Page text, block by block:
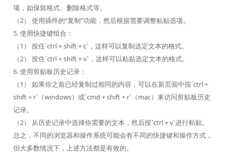
项，如保留格式、删除格式等。
（2） 使用插件的“复制”功能，然后根据需要调整粘贴选项。
5. 使用快捷键组合：
（1） 按住`ctrl + shift + c`，这样可以复制选定文本的格式。
（2） 按住`ctrl + shift + v`，这样可以粘贴选定文本的格式。
6. 使用剪贴板历史记录：
（1） 如果你之前已经复制过相同的内容，可以在新页面中按`ctrl +
shift + r`（windows）或`cmd + shift + r`（mac）来访问剪贴板历史
记录。
（2） 从历史记录中选择你需要的文本，然后按`ctrl + v`进行粘贴。
总之，不同的浏览器和操作系统可能会有不同的快捷键和操作方式，
但大多数情况下，上述方法都是有效的。